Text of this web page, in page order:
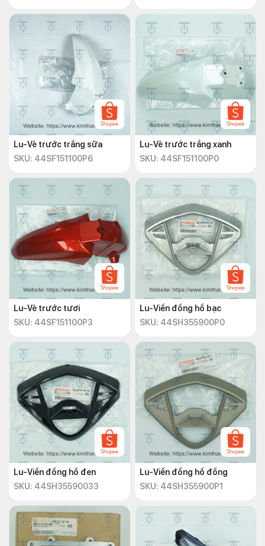
Lu-Vè trước trắng sữa
SKU: 44SF151100P6
Lu-Vè trước trắng xanh
SKU: 44SF151100P0
Lu-Vè trước tươi
SKU: 44SF151100P3
Lu-Viền đồng hồ bạc
SKU: 44SH355900P0
Lu-Viền đồng hồ đen
SKU: 44SH35590033
Lu-Viền đồng hồ đồng
SKU: 44SH355900P1